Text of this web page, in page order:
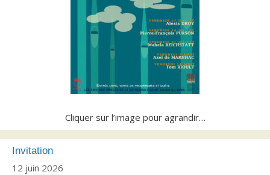
Cliquer sur l’image pour agrandir…
Invitation
12 juin 2026